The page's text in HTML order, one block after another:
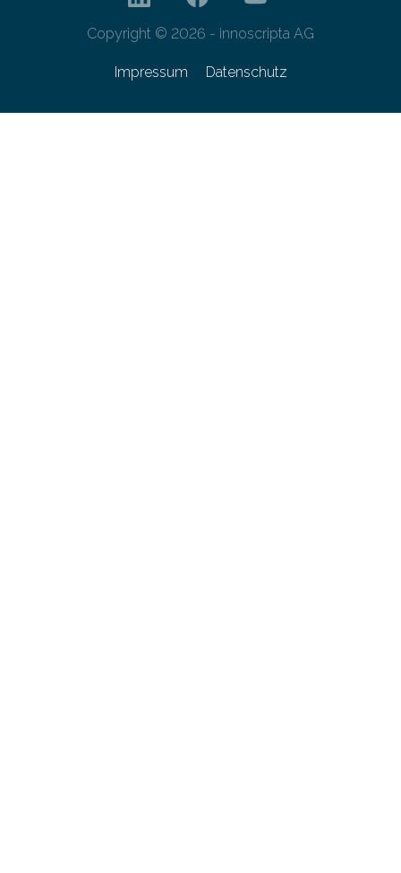
Copyright © 2026 - innoscripta AG
Impressum Datenschutz